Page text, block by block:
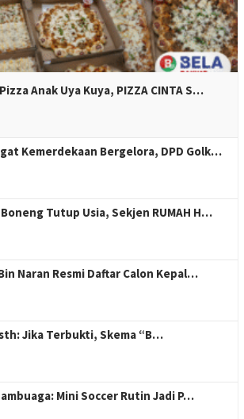
Anak Uya Kuya, PIZZA CINTA S…
Kemerdekaan Bergelora, DPD Golk…
Tutup Usia, Sekjen RUMAH H…
Naran Resmi Daftar Calon Kepal…
Jika Terbukti, Skema “B…
Mini Soccer Rutin Jadi P…